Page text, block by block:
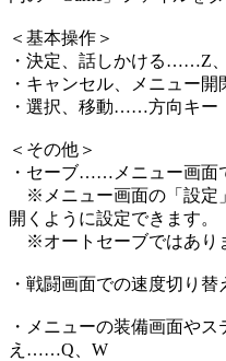
＜基本操作＞
・決定、話しかける……Z
・キャンセル、メニュー
・選択、移動……方向キー
＜その他＞
・セーブ……メニュー画面
※メニュー画面の「設定
開くように設定できます。
※オートセーブではあり
・戦闘画面での速度切り
・メニューの装備画面や
え……Q、W